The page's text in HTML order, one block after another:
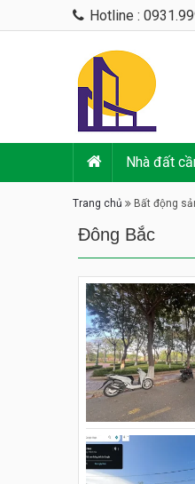
Hotline :
Nhà đất
Trang chủ Bất động
Đông Bắc